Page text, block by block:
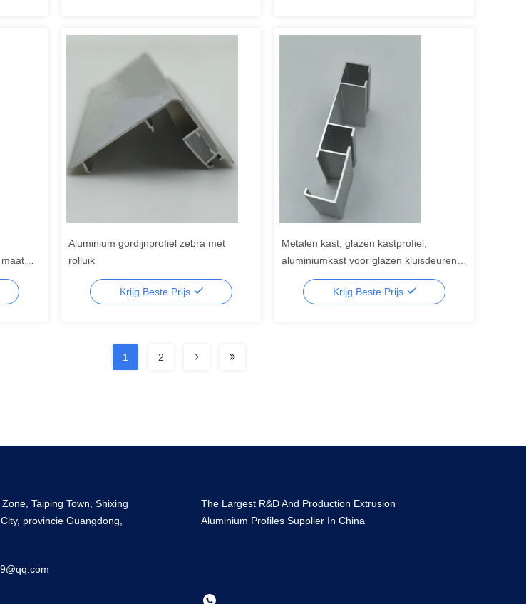
Aluminium gordijnprofiel zebra met
rolluik
Krijg Beste Prijs
Metalen kast, glazen kastprofiel,
aluminiumkast voor glazen kluisdeuren
van kast
Krijg Beste Prijs
1 2
Taiping Town, Shixing
provincie Guangdong,
The Largest R&D And Production Extrusion
Aluminium Profiles Supplier In China